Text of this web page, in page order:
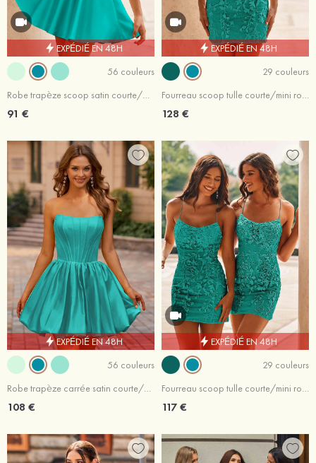
EXPÉDIÉ EN 48H
56 couleurs
Robe trapèze scoop satin courte/mini robe de fête de la rentrée
91 €
EXPÉDIÉ EN 48H
29 couleurs
Fourreau scoop tulle courte/mini robe de fête de la rentrée avec perles
128 €
EXPÉDIÉ EN 48H
56 couleurs
Robe trapèze carrée satin courte/mini robe de fête de la rentré avec plissé
108 €
EXPÉDIÉ EN 48H
29 couleurs
Fourreau scoop tulle courte/mini robe de fête de la rentrée
117 €